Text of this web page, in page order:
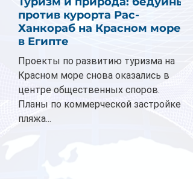
против курорта Рас-
Ханкораб на Красном море
в Египте
Проекты по развитию туризма на
Красном море снова оказались в
центре общественных споров.
Планы по коммерческой застройке
пляжа...